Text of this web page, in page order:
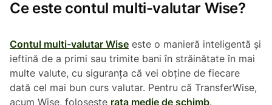
Ce este contul multi-valutar Wise?
Contul multi-valutar Wise este o manieră inteligentă și
ieftină de a primi sau trimite bani în străinătate în mai
multe valute, cu siguranța că vei obține de fiecare
dată cel mai bun curs valutar. Pentru că TransferWise,
acum Wise, folosește rata medie de schimb.